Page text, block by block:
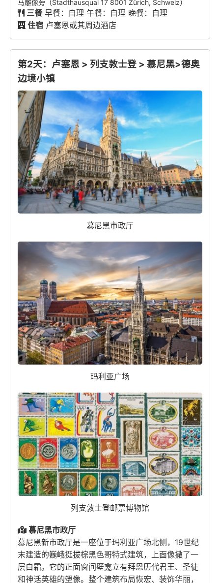
马雕像旁（Stadthausquai 17 8001 Zürich, Schweiz）
三餐 早餐：自理 午餐：自理 晚餐：自理
住宿 卢塞恩或其周边酒店
第2天：卢塞恩 > 列支敦士登 > 慕尼黑>德奥
边境小镇
慕尼黑市政厅
玛利亚广场
列支敦士登邮票博物馆
慕尼黑市政厅
慕尼黑新市政厅是一座位于玛利亚广场北侧，19世纪
末建造的巍峨挺拔棕黑色哥特式建筑，上面像撒了一
层白霜。它的正面窗间壁龛立有拜恩历代君王、圣徒
和神话英雄的塑像。整个建筑布局恢宏、装饰华丽，